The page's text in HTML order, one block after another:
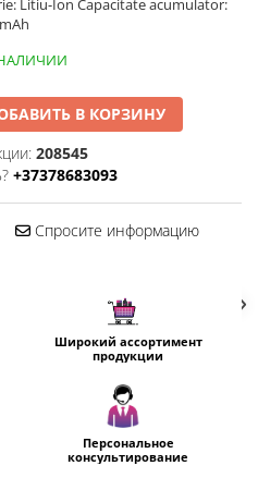
mAh
В КОРЗИНУ
208545
+37378683093
Спросите информацию
Широкий ассортимент
продукции
Персональное
консультирование